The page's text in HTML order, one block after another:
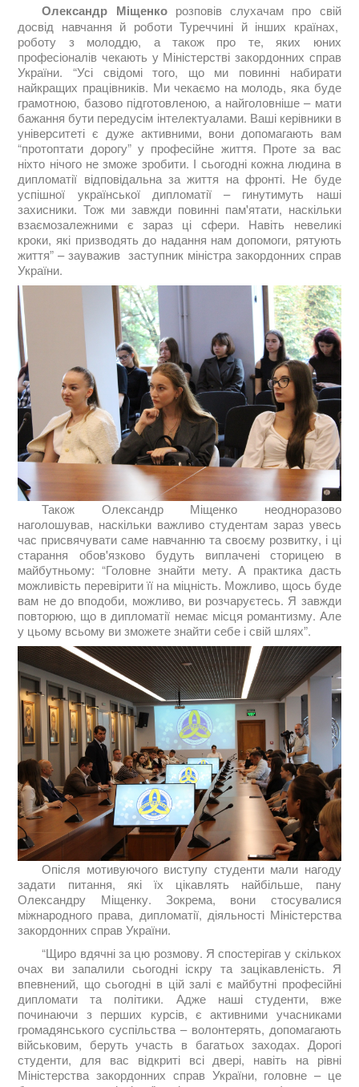
Олександр Міщенкорозповів слухачам про свій
досвід навчання й роботи Туреччині й інших країнах,
роботу з молоддю, а також про те, яких юних
професіоналів чекають у Міністерстві закордонних справ
України. “Усі свідомі того, що ми повинні набирати
найкращих працівників. Ми чекаємо на молодь, яка буде
грамотною, базово підготовленою, а найголовніше – мати
бажання бути передусім інтелектуалами. Ваші керівники в
університеті є дуже активними, вони допомагають вам
“протоптати дорогу” у професійне життя. Проте за вас
ніхто нічого не зможе зробити. І сьогодні кожна людина в
дипломатії відповідальна за життя на фронті. Не буде
успішної української дипломатії – гинутимуть наші
захисники. Тож ми завжди повинні пам'ятати, наскільки
взаємозалежними є зараз ці сфери. Навіть невеликі
кроки, які призводять до надання нам допомоги, рятують
життя” – зауважив заступник міністра закордонних справ
України.
Також Олександр Міщенко неодноразово
наголошував, наскільки важливо студентам зараз увесь
час присвячувати саме навчанню та своєму розвитку, і ці
старання обов'язково будуть виплачені сторицею в
майбутньому: “Головне знайти мету. А практика дасть
можливість перевірити її на міцність. Можливо, щось буде
вам не до вподоби, можливо, ви розчаруєтесь. Я завжди
повторюю, що в дипломатії немає місця романтизму. Але
у цьому всьому ви зможете знайти себе і свій шлях”.
Опісля мотивуючого виступу студенти мали нагоду
задати питання, які їх цікавлять найбільше, пану
Олександру Міщенку. Зокрема, вони стосувалися
міжнародного права, дипломатії, діяльності Міністерства
закордонних справ України.
“Щиро вдячні за цю розмову. Я спостерігав у скількох
очах ви запалили сьогодні іскру та зацікавленість. Я
впевнений, що сьогодні в цій залі є майбутні професійні
дипломати та політики. Адже наші студенти, вже
починаючи з перших курсів, є активними учасниками
громадянського суспільства – волонтерять, допомагають
військовим, беруть участь в багатьох заходах. Дорогі
студенти, для вас відкриті всі двері, навіть на рівні
Міністерства закордонних справ України, головне – це